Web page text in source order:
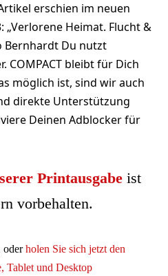
erschien im neuen
„Verlorene Heimat. Flucht &
Bernhardt Du nutzt
COMPACT bleibt für Dich
möglich ist, sind wir auch
direkte Unterstützung
Deinen Adblocker für
Printausgabe ist
vorbehalten.
oderholen Sie sich jetzt den
Tablet und Desktop